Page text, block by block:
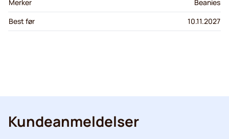
Merker
Beanies
Best før
10.11.2027
Kundeanmeldelser